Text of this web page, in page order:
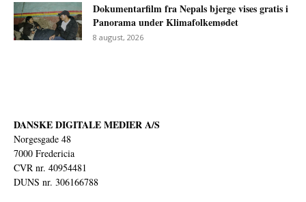
Dokumentarfilm fra Nepals bjerge vises gratis i
Panorama under Klimafolkemødet
8 august, 2026
DANSKE DIGITALE MEDIER A/S
Norgesgade 48
7000 Fredericia
CVR nr. 40954481
DUNS nr. 306166788